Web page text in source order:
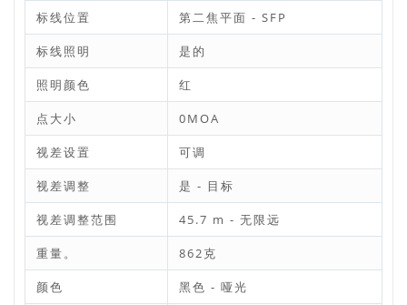
标线位置 第二焦平面 - SFP
标线照明 是的
照明颜色 红
点大小 0MOA
视差设置 可调
视差调整 是 - 目标
视差调整范围 45.7 m - 无限远
重量。 862克
颜色 黑色 - 哑光